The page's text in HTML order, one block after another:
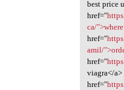
best price
href="
ca/">where
href="
amil/
href="
viagra</a>
href="